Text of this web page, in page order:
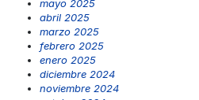
mayo 2025
abril 2025
marzo 2025
febrero 2025
enero 2025
diciembre 2024
noviembre 2024